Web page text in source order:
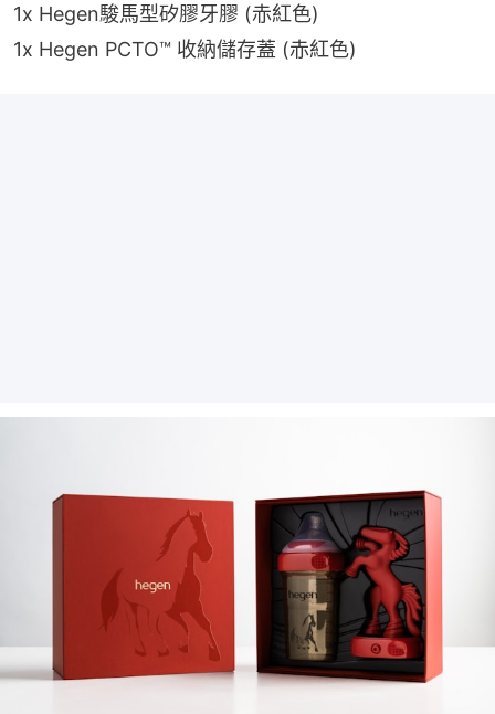
1x Hegen駿馬型矽膠牙膠 (赤紅色)
1x Hegen PCTO™ 收納儲存蓋 (赤紅色)